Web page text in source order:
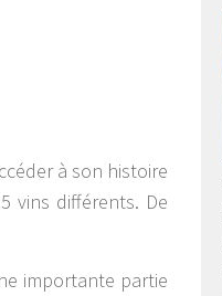
à son histoire
vins différents. De
importante partie